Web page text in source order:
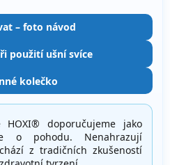
– foto návod
použití ušní svíce
kolečko
HOXI® doporučujeme jako
o pohodu. Nenahrazují
z tradičních zkušeností